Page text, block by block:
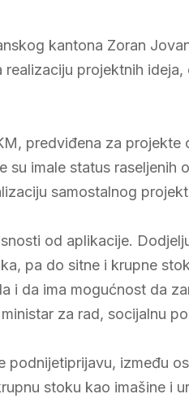
kantona Zoran
projektnih ideja,
predviđena za
imale status raseljenih
samostalnog
od aplikacije.
pa do sitne i krupne
i da ima mogućnost da
za rad, socijalnu
između
stoku kao imašine i